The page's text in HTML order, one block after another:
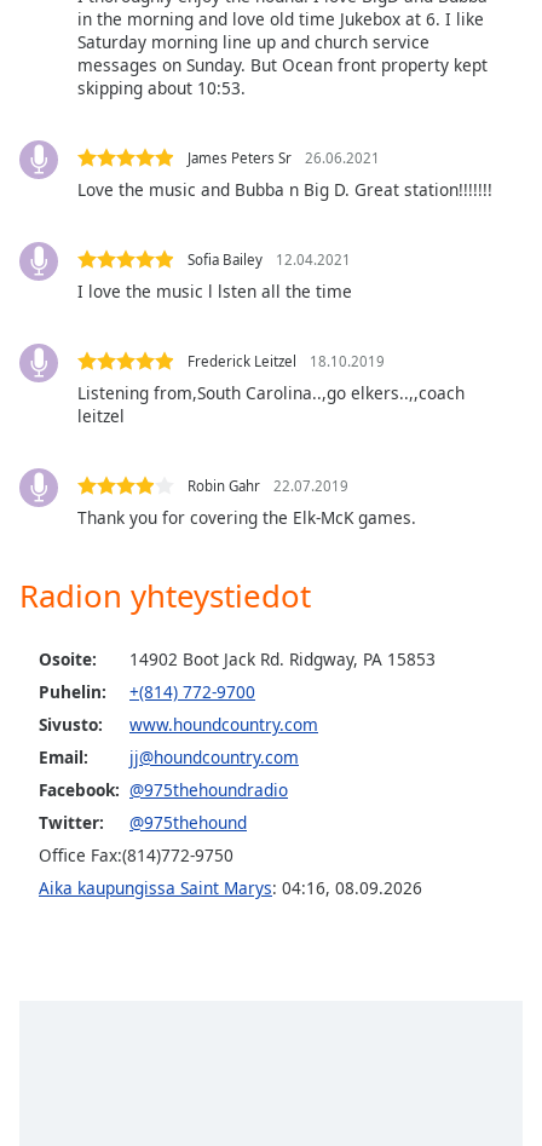
settings
opens
subtitles
settings
subtitles
off
selected
Audio
Track
Picture
Fullscreen
modal
window.
Escape
cancel
window.
in the morning and love old time Jukebox at 6. I like
Saturday morning line up and church service
messages on Sunday. But Ocean front property kept
skipping about 10:53.
James Peters Sr 26.06.2021
Love the music and Bubba n Big D. Great station!!!!!!!
Sofia Bailey 12.04.2021
I love the music l lsten all the time
Frederick Leitzel 18.10.2019
Listening from,South Carolina..,go elkers..,,coach
leitzel
Robin Gahr 22.07.2019
Thank you for covering the Elk-McK games.
Radion yhteystiedot
Osoite:
14902 Boot Jack Rd. Ridgway, PA 15853
Puhelin:
+(814) 772-9700
Sivusto:
www.houndcountry.com
Email:
jj@houndcountry.com
Facebook: @975thehoundradio
Twitter:
@975thehound
Office Fax:(814)772-9750
Aika kaupungissa Saint Marys: 04:16, 08.09.2026